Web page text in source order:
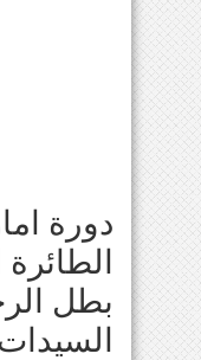
دورة
بطل